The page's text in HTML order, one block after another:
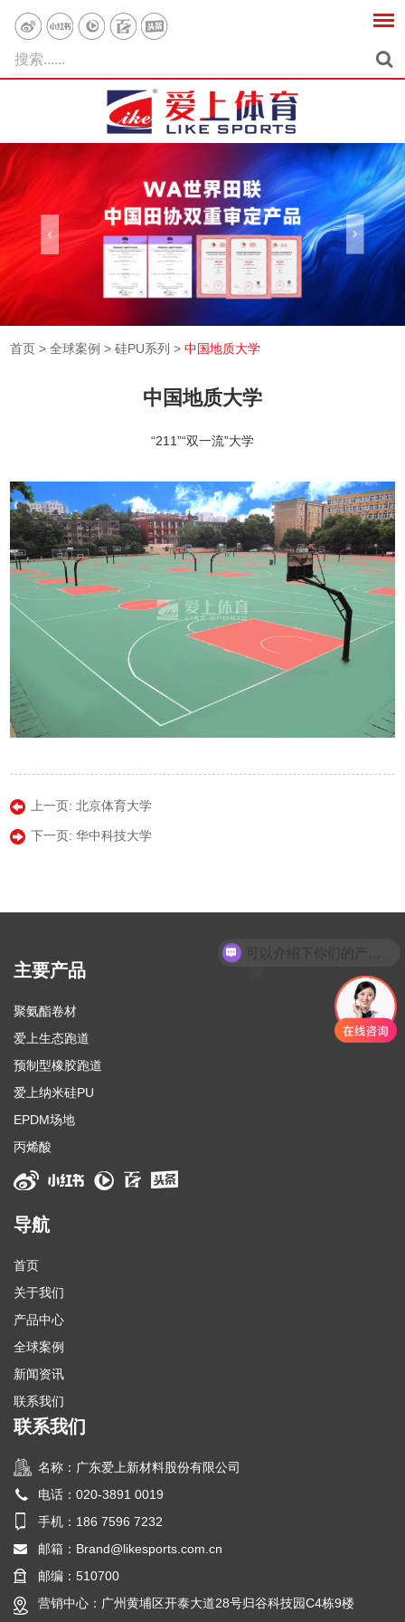
首页 >全球案例 >硅PU系列 >中国地质大学
中国地质大学
“211”“双一流”大学
上一页:北京体育大学
下一页:华中科技大学
主要产品
聚氨酯卷材
爱上生态跑道
预制型橡胶跑道
爱上纳米硅PU
EPDM场地
丙烯酸
导航
首页
关于我们
产品中心
全球案例
新闻资讯
联系我们
联系我们
名称：广东爱上新材料股份有限公司
电话：020-3891 0019
手机：186 7596 7232
邮箱： Brand@likesports.com.cn
邮编：510700
营销中心：广州黄埔区开泰大道28号归谷科技园C4栋9楼